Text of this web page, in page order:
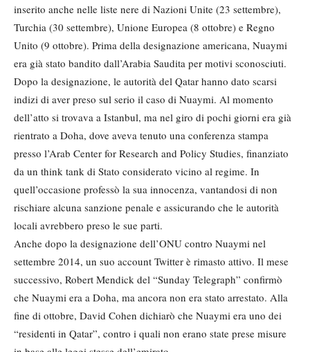
inserito anche nelle liste nere di Nazioni Unite (23 settembre),
Turchia (30 settembre), Unione Europea (8 ottobre) e Regno
Unito (9 ottobre). Prima della designazione americana, Nuaymi
era già stato bandito dall’Arabia Saudita per motivi sconosciuti.
Dopo la designazione, le autorità del Qatar hanno dato scarsi
indizi di aver preso sul serio il caso di Nuaymi. Al momento
dell’atto si trovava a Istanbul, ma nel giro di pochi giorni era già
rientrato a Doha, dove aveva tenuto una conferenza stampa
presso l’Arab Center for Research and Policy Studies, finanziato
da un think tank di Stato considerato vicino al regime. In
quell’occasione professò la sua innocenza, vantandosi di non
rischiare alcuna sanzione penale e assicurando che le autorità
locali avrebbero preso le sue parti.
Anche dopo la designazione dell’ONU contro Nuaymi nel
settembre 2014, un suo account Twitter è rimasto attivo. Il mese
successivo, Robert Mendick del “Sunday Telegraph” confirmò
che Nuaymi era a Doha, ma ancora non era stato arrestato. Alla
fine di ottobre, David Cohen dichiarò che Nuaymi era uno dei
“residenti in Qatar”, contro i quali non erano state prese misure